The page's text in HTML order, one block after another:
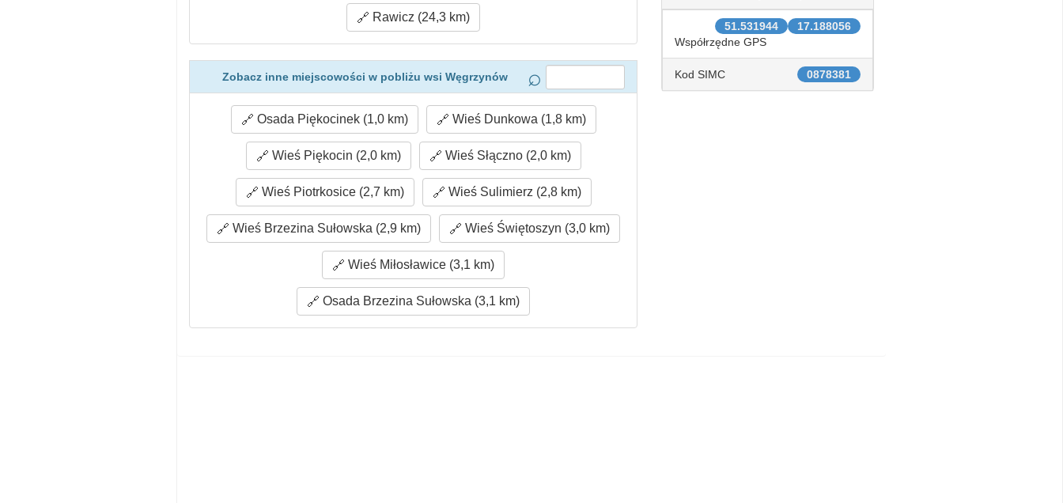
Rawicz (24,3 km)
Zobacz inne miejscowości w pobliżu wsi Węgrzynów
Osada Piękocinek (1,0 km) Wieś Dunkowa (1,8 km)
Wieś Piękocin (2,0 km) Wieś Słączno (2,0 km)
Wieś Piotrkosice (2,7 km) Wieś Sulimierz (2,8 km)
Wieś Brzezina Sułowska (2,9 km) Wieś Świętoszyn (3,0 km)
Wieś Miłosławice (3,1 km)
Osada Brzezina Sułowska (3,1 km)
17.188056
51.531944
Współrzędne GPS
0878381
Kod SIMC